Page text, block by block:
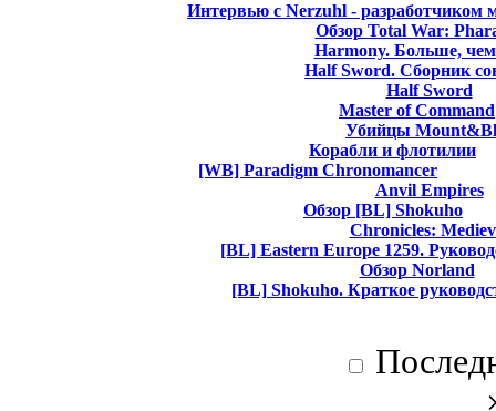
Интервью с Nerzuhl - разработчиком
Обзор Total War:
Harmony. Больше,
Half Sword. Сборник
Half Sword
Master of Command
Убийцы
Корабли и флотилии
[WB] Paradigm Chronomancer
Anvil Empires
Обзор [BL] Shokuho
Chronicles:
[BL] Eastern Europe 1259.
Обзор Norland
[BL] Shokuho. Краткое